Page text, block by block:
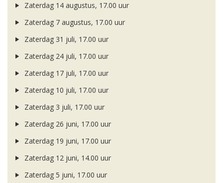
Zaterdag 14 augustus, 17.00 uur
Zaterdag 7 augustus, 17.00 uur
Zaterdag 31 juli, 17.00 uur
Zaterdag 24 juli, 17.00 uur
Zaterdag 17 juli, 17.00 uur
Zaterdag 10 juli, 17.00 uur
Zaterdag 3 juli, 17.00 uur
Zaterdag 26 juni, 17.00 uur
Zaterdag 19 juni, 17.00 uur
Zaterdag 12 juni, 14.00 uur
Zaterdag 5 juni, 17.00 uur